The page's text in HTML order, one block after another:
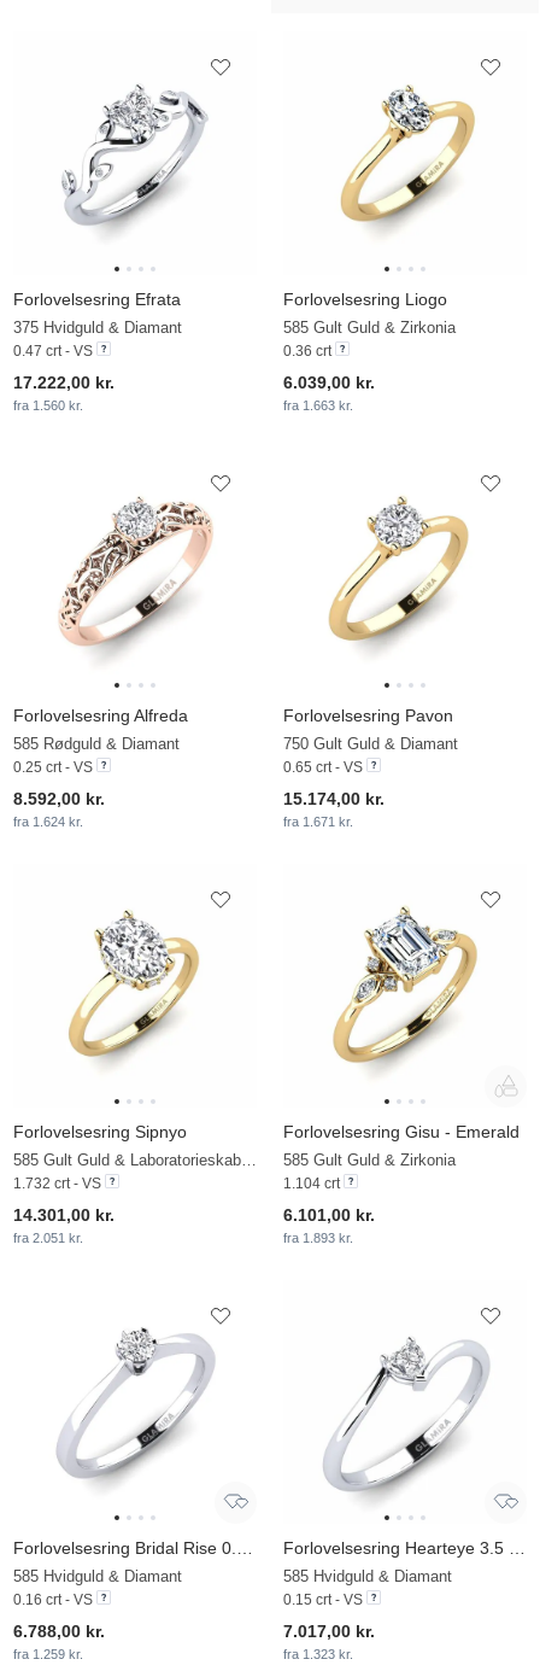
Forlovelsesring Efrata
375 Hvidguld & Diamant
0.47 crt - VS
17.222,00 kr.
fra 1.560 kr.
Forlovelsesring Liogo
585 Gult Guld & Zirkonia
0.36 crt
6.039,00 kr.
fra 1.663 kr.
Forlovelsesring Alfreda
585 Rødguld & Diamant
0.25 crt - VS
8.592,00 kr.
fra 1.624 kr.
Forlovelsesring Pavon
750 Gult Guld & Diamant
0.65 crt - VS
15.174,00 kr.
fra 1.671 kr.
Forlovelsesring Sipnyo
1.732 crt - VS
14.301,00 kr.
fra 2.051 kr.
Forlovelsesring Gisu - Emerald
585 Gult Guld & Zirkonia
1.104 crt
6.101,00 kr.
fra 1.893 kr.
585 Hvidguld & Diamant
0.16 crt - VS
6.788,00 kr.
fra 1.259 kr.
585 Hvidguld & Diamant
0.15 crt - VS
7.017,00 kr.
fra 1.323 kr.